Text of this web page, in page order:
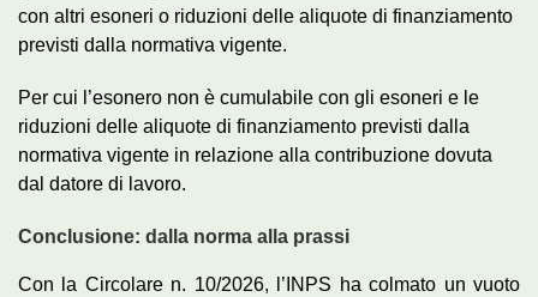
con altri esoneri o riduzioni delle aliquote di finanziamento
previsti dalla normativa vigente.
Per cui l’esonero non è cumulabile con gli esoneri e le
riduzioni delle aliquote di finanziamento previsti dalla
normativa vigente in relazione alla contribuzione dovuta
dal datore di lavoro.
Conclusione: dalla norma alla prassi
Con la Circolare n. 10/2026, l’INPS ha colmato un vuoto